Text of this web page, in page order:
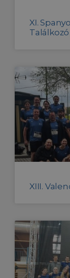
XI.
Találkozó
XIII.